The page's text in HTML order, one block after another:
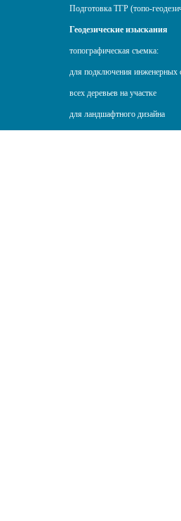
Подготовка ТГР (топо-
Геодезические изыскания
топографическая съемка:
для подключения инженерных
всех деревьев на участке
для ландшафтного дизайна